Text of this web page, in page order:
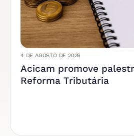
4 DE AGOSTO DE 2026
Acicam promove
Reforma Tributária